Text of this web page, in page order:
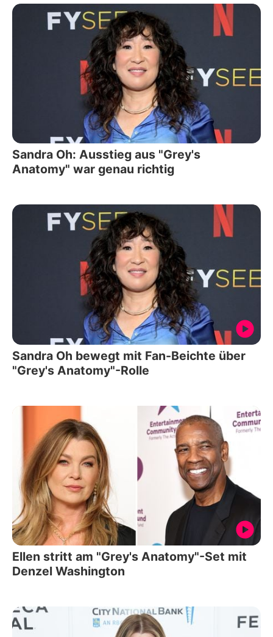
Sandra Oh: Ausstieg aus "Grey's
Anatomy" war genau richtig
Sandra Oh bewegt mit Fan-Beichte über
"Grey's Anatomy"-Rolle
Ellen stritt am "Grey's Anatomy"-Set mit
Denzel Washington